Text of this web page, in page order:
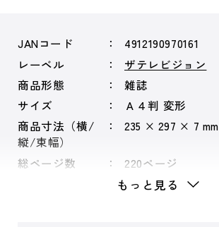
JANコード
4912190970161
レーベル
ザテレビジョン
商品形態
雑誌
サイズ
Ａ４判 変形
商品寸法（横/
縦/束幅）
235 × 297 × 7 mm
総ページ数 220ページ
もっと見る